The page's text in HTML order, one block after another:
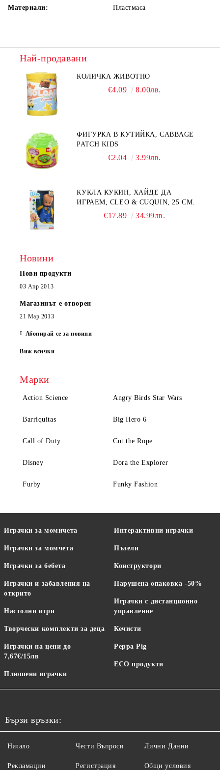
Материали: Пластмаса
Най-продавани
КОЛИЧКА ЖИВОТНО
€4.09 8.00лв.
ФИГУРКА В КУТИЙКА, CABBAGE
PATCH KIDS
€2.04 3.99лв.
КУКЛА КУКИН, ХАЙДЕ ДА
ИГРАЕМ, CLEO & CUQUIN, 25 СМ.
€17.89 34.99лв.
Новини
Нови продукти
03 Апр 2013
Магазинът е отворен
21 Мар 2013
Абонирай се за новини
Виж всички
Марки
Action Science Angry Birds Star Wars
Barriquitas Big Hero 6
Call of Duty Cut the Rope
Disney Dora the Explorer
Furby Funky Fashion
Играчки за момичета
Играчки за момчета
Играчки за бебета
Играчки и забавления на
открито
Настолни игри
Творчески комплекти за деца
Играчки на цени до
7,67€/15лв
Плюшени играчки
Интерактивни играчки
Пъзели
Конструктори
Нарушена опаковка -50%
Играчки с дистанционно
управление
Кечисти
Peppa Pig
ECO продукти
Бързи връзки:
Начало
Рекламации
Чести Въпроси
Регистрация
Лични Данни
Общи условия